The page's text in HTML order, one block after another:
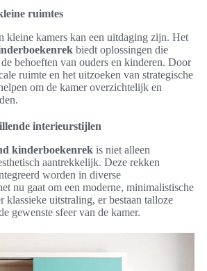
ruimtes
kleine kamers kan een uitdaging zijn. Het
biedt oplossingen die
behoeften van ouders en kinderen. Door
ruimte en het uitzoeken van strategische
om de kamer overzichtelijk en
interieurstijlen
kinderboekenrek is niet alleen
aantrekkelijk. Deze rekken
worden in diverse
nu gaat om een moderne, minimalistische
klassieke uitstraling, er bestaan talloze
gewenste sfeer van de kamer.